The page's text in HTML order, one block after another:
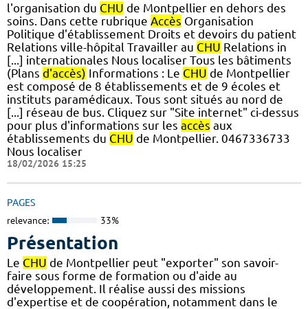
l'organisation du CHU de Montpellier en dehors des
soins. Dans cette rubrique Accès Organisation
Politique d'établissement Droits et devoirs du patient
Relations ville-hôpital Travailler au CHU Relations in
[...] internationales Nous localiser Tous les bâtiments
(Plans d'accès) Informations : Le CHU de Montpellier
est composé de 8 établissements et de 9 écoles et
instituts paramédicaux. Tous sont situés au nord de
[...] réseau de bus. Cliquez sur "Site internet" ci-dessus
pour plus d'informations sur les accès aux
établissements du CHU de Montpellier. 0467336733
Nous localiser
18/02/2026 15:25
PAGES
relevance: 33%
Présentation
Le CHU de Montpellier peut "exporter" son savoir-
faire sous forme de formation ou d'aide au
développement. Il réalise aussi des missions
d'expertise et de coopération, notamment dans le